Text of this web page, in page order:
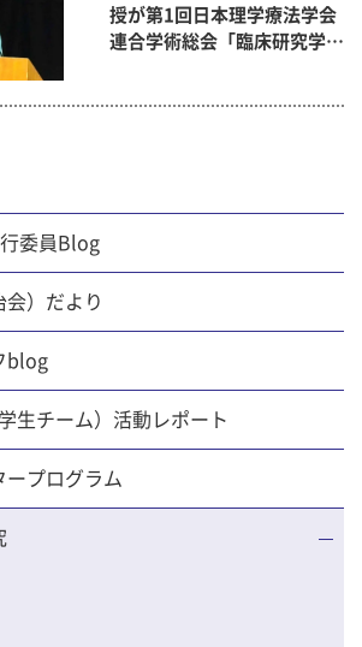
授が第1回日本理学療法学会
連合学術総会「臨床研究学術
委員Blog
会）だより
blog
生チーム）活動レポート
ープログラム